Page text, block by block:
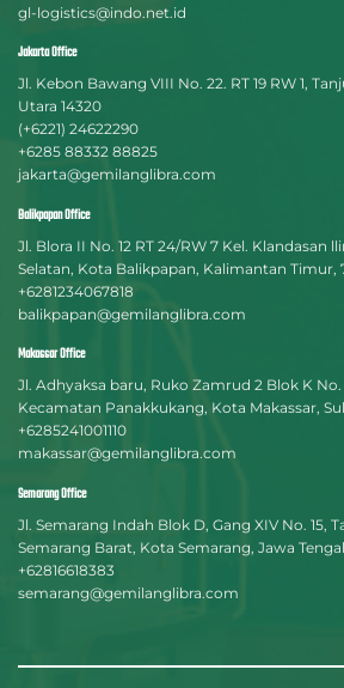
gl-logistics@indo.net.id
Jakarta Office
Jl. Kebon Bawang VIII No. 22. RT 19 RW 1,
Utara 14320
(+6221) 24622290
+6285 88332 88825
jakarta@gemilanglibra.com
Balikpapan Office
Jl. Blora II No. 12 RT 24/RW 7 Kel. Klandasan
Selatan, Kota Balikpapan, Kalimantan Timur,
+6281234067818
balikpapan@gemilanglibra.com
Makassar Office
Jl. Adhyaksa baru, Ruko Zamrud 2 Blok K No.
Kecamatan Panakkukang, Kota Makassar,
+6285241001110
makassar@gemilanglibra.com
Semarang Office
Jl. Semarang Indah Blok D, Gang XIV No. 15,
Semarang Barat, Kota Semarang, Jawa
+62816618383
semarang@gemilanglibra.com